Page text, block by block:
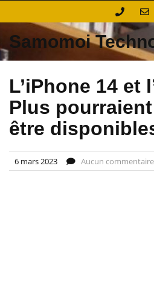
Samomoi
L’iPhone 14 et
Plus
être
6 mars 2023 Aucun commentaire